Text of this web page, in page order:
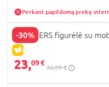
Perkant papildomą prekę
-30%
IŠPARDAVIMAS
AVENGERS figurėlė su
23,09 €
32,99 €